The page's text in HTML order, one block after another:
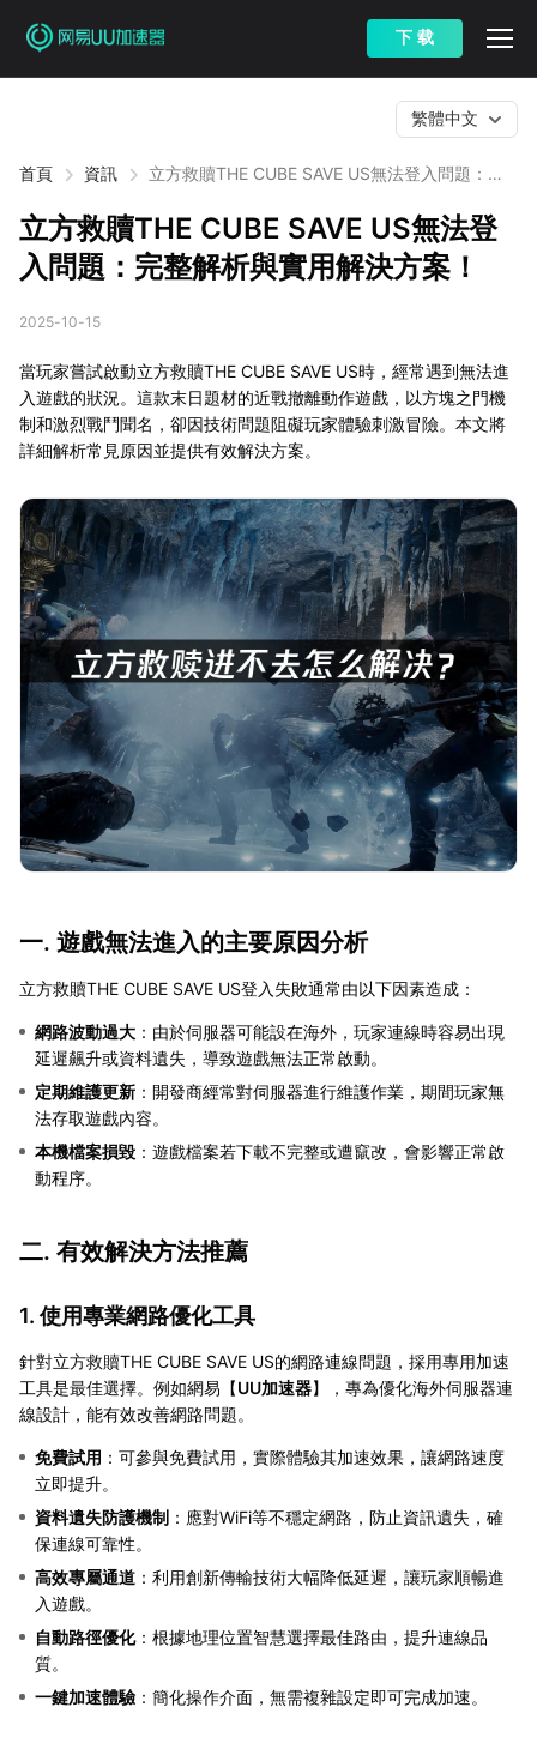
下 载
首頁 資訊
立方救贖THE CUBE SAVE US無法登入問題：完
繁體中文
立方救贖THE CUBE SAVE US無法登
入問題：完整解析與實用解決方案！
2025-10-15
當玩家嘗試啟動立方救贖THE CUBE SAVE US時，經常遇到無法進
入遊戲的狀況。這款末日題材的近戰撤離動作遊戲，以方塊之門機
制和激烈戰鬥聞名，卻因技術問題阻礙玩家體驗刺激冒險。本文將
詳細解析常見原因並提供有效解決方案。
一. 遊戲無法進入的主要原因分析
立方救贖THE CUBE SAVE US登入失敗通常由以下因素造成：
網路波動過大 ：由於伺服器可能設在海外，玩家連線時容易出現
延遲飆升或資料遺失，導致遊戲無法正常啟動。
定期維護更新 ：開發商經常對伺服器進行維護作業，期間玩家無
法存取遊戲內容。
本機檔案損毀 ：遊戲檔案若下載不完整或遭竄改，會影響正常啟
動程序。
二. 有效解決方法推薦
1. 使用專業網路優化工具
針對立方救贖THE CUBE SAVE US的網路連線問題，採用專用加速
工具是最佳選擇。例如網易【UU加速器】，專為優化海外伺服器連
線設計，能有效改善網路問題。
免費試用 ：可參與免費試用，實際體驗其加速效果，讓網路速度
立即提升。
資料遺失防護機制 ：應對WiFi等不穩定網路，防止資訊遺失，確
保連線可靠性。
高效專屬通道 ：利用創新傳輸技術大幅降低延遲，讓玩家順暢進
入遊戲。
自動路徑優化：根據地理位置智慧選擇最佳路由，提升連線品
質。
一鍵加速體驗 ：簡化操作介面，無需複雜設定即可完成加速。